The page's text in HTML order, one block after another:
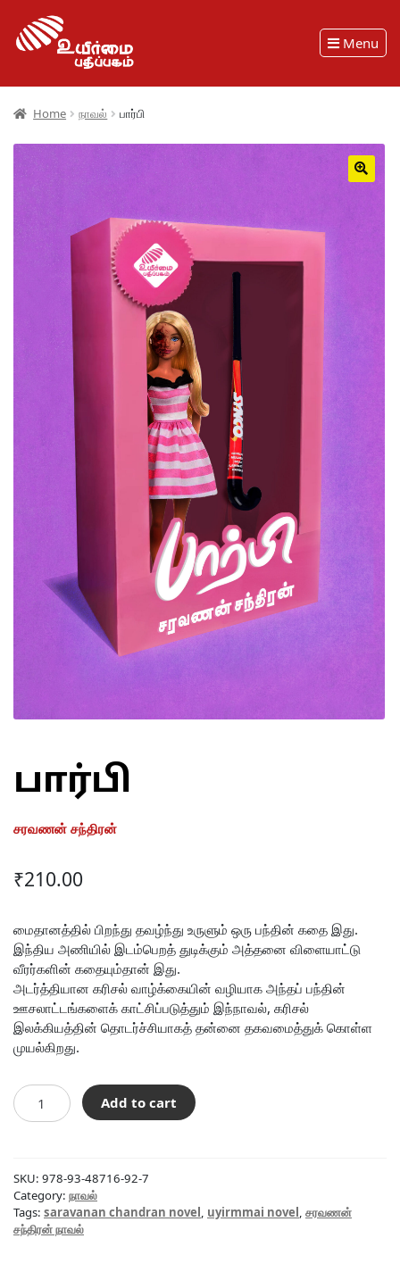
Menu
Home நாவல் பார்பி
பார்பி
சரவணன் சந்திரன்
₹210.00
மைதானத்தில் பிறந்து தவழ்ந்து உருளும் ஒரு பந்தின் கதை இது.
இந்திய அணியில் இடம்பெறத் துடிக்கும் அத்தனை விளையாட்டு
வீரர்களின் கதையும்தான் இது.
அடர்த்தியான கரிசல் வாழ்க்கையின் வழியாக அந்தப் பந்தின்
ஊசலாட்டங்களைக் காட்சிப்படுத்தும் இந்நாவல், கரிசல்
இலக்கியத்தின் தொடர்ச்சியாகத் தன்னை தகவமைத்துக் கொள்ள
முயல்கிறது.
பார்பி
quantity
Add to cart
SKU: 978-93-48716-92-7
Category: நாவல்
Tags: saravanan chandran novel, uyirmmai novel, சரவணன்
சந்திரன் நாவல்